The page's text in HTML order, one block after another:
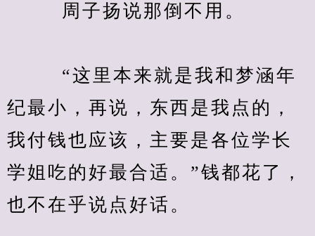
周子扬说那倒不用。
“这里本来就是我和梦涵年
纪最小，再说，东西是我点的，
我付钱也应该，主要是各位学长
学姐吃的好最合适。”钱都花了，
也不在乎说点好话。